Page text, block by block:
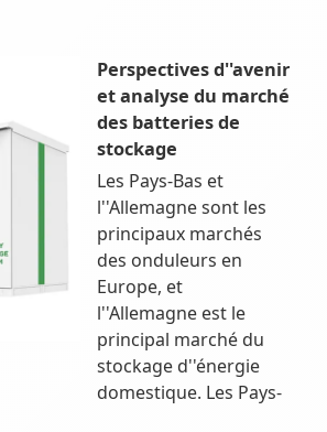
Perspectives d''avenir
et analyse du marché
des batteries de
stockage
Les Pays-Bas et
l''Allemagne sont les
principaux marchés
des onduleurs en
Europe, et
l''Allemagne est le
principal marché du
stockage d''énergie
domestique. Les Pays-